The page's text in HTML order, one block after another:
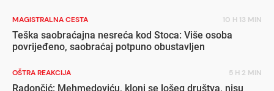
MAGISTRALNA CESTA 10 H 13 MIN
Teška saobraćajna nesreća kod Stoca: Više osoba
povrijeđeno, saobraćaj potpuno obustavljen
OŠTRA REAKCIJA 5 H 2 MIN
Radončić: Mehmedoviću, kloni se lošeg društva, nisu